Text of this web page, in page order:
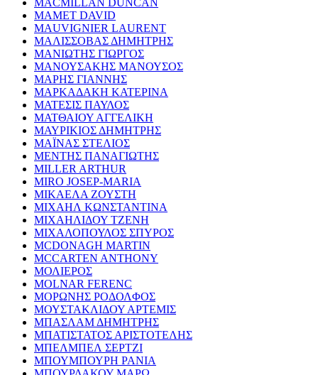
MAMET DAVID
MAUVIGNIER LAURENT
ΜΑΛΙΣΣΟΒΑΣ ΔΗΜΗΤΡΗΣ
ΜΑΝΙΩΤΗΣ ΓΙΩΡΓΟΣ
ΜΑΝΟΥΣΑΚΗΣ ΜΑΝΟΥΣΟΣ
ΜΑΡΗΣ ΓΙΑΝΝΗΣ
ΜΑΡΚΑΔΑΚΗ ΚΑΤΕΡΙΝΑ
ΜΑΤΕΣΙΣ ΠΑΥΛΟΣ
ΜΑΤΘΑΙΟΥ ΑΓΓΕΛΙΚΗ
ΜΑΥΡΙΚΙΟΣ ΔΗΜΗΤΡΗΣ
ΜΑΪΝΑΣ ΣΤΕΛΙΟΣ
ΜΕΝΤΗΣ ΠΑΝΑΓΙΩΤΗΣ
MILLER ARTHUR
MIRO JOSEP-MARIA
ΜΙΚΑΕΛΑ ΖΟΥΣΤΗ
ΜΙΧΑΗΛ ΚΩΝΣΤΑΝΤΙΝΑ
ΜΙΧΑΗΛΙΔΟΥ ΤΖΕΝΗ
ΜΙΧΑΛΟΠΟΥΛΟΣ ΣΠΥΡΟΣ
MCDONAGH MARTIN
MCCARTEN ANTHONY
ΜΟΛΙΕΡΟΣ
MOLNAR FERENC
ΜΟΡΩΝΗΣ ΡΟΔΟΛΦΟΣ
ΜΟΥΣΤΑΚΛΙΔΟΥ ΑΡΤΕΜΙΣ
ΜΠΑΣΛΑΜ ΔΗΜΗΤΡΗΣ
ΜΠΑΤΙΣΤΑΤΟΣ ΑΡΙΣΤΟΤΕΛΗΣ
ΜΠΕΛΜΠΕΛ ΣΕΡΤΖΙ
ΜΠΟΥΜΠΟΥΡΗ ΡΑΝΙΑ